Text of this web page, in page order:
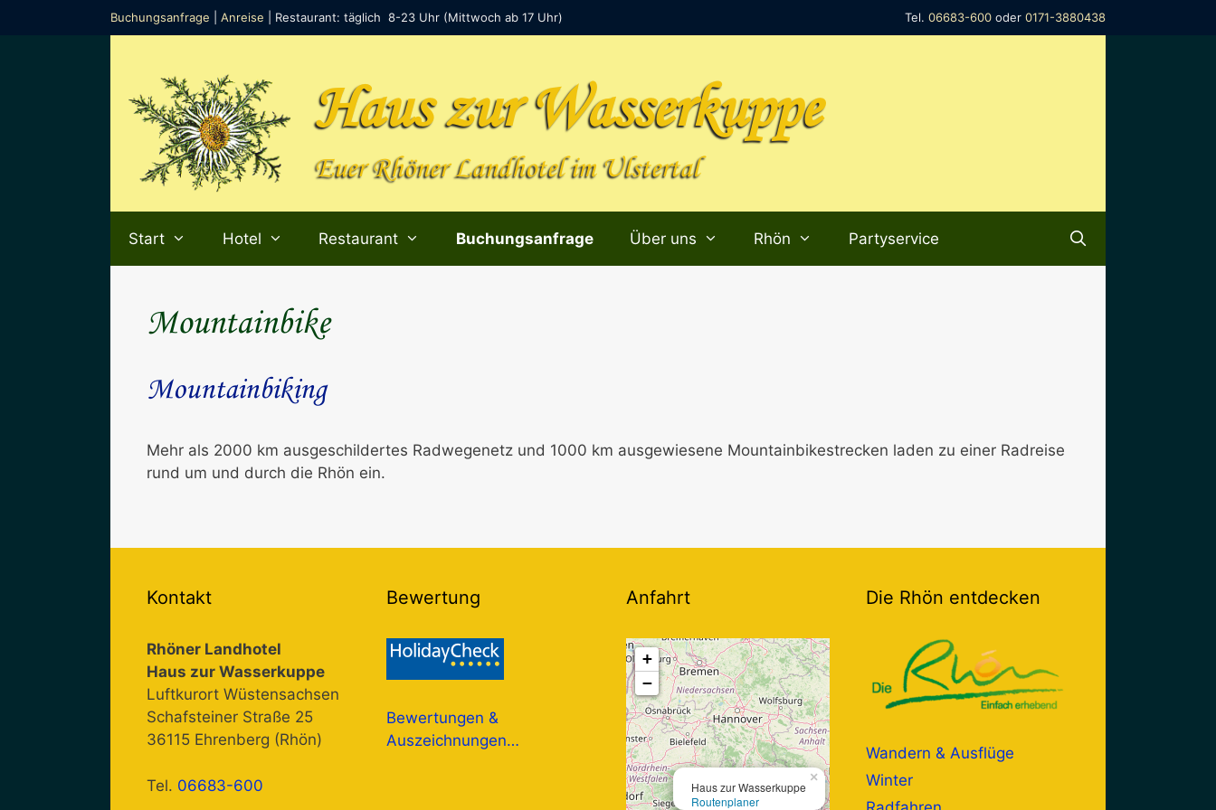
Tel. 06683-600 oder 0171-3880438
Buchungsanfrage Anreise | Restaurant: täglich 8-23 Uhr (Mittwoch ab 17 Uhr)
Haus zur Wasserkuppe
Euer Rhöner Landhotel im Ulstertal
Start Hotel Restaurant Buchungsanfrage Über uns Rhön Partyservice
Mountainbike
Mountainbiking
Mehr als 2000 km ausgeschildertes Radwegenetz und 1000 km ausgewiesene Mountainbikestrecken laden zu einer Radreise
rund um und durch die Rhön ein.
Kontakt
Rhöner Landhotel
Haus zur Wasserkuppe
Luftkurort Wüstensachsen
Schafsteiner Straße 25
36115 Ehrenberg (Rhön)
Tel. 06683-600
Bewertung
Bewertungen &
Auszeichnungen…
Anfahrt
Haus zur Wasserkuppe
Routenplaner
×
+
−
Die Rhön entdecken
Wandern & Ausflüge
Winter